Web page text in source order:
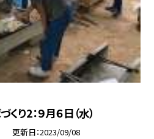
り2：９月６日（水）
更新日 2023/09/08